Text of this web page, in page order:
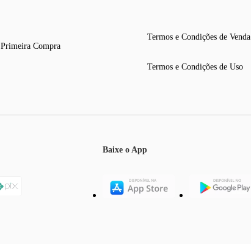
Primeira Compra
Termos e Condições de Venda
Termos e Condições de Uso
Baixe o App